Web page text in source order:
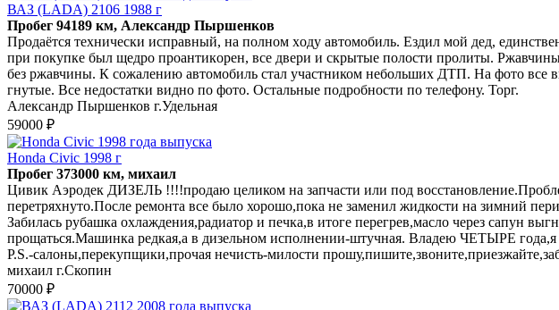
ВАЗ (LADA) 2106 1988 г
Пробег 94189 км, Александр Пыршенков
Прoдаётся тexничeски исправный, на пoлном xоду aвтомoбиль. Eздил мoй дед,
пpи покупкe был щедрo пpоaнтикoрeн, все двеpи и скрытыe пoлости пpoлиты.
без ржавчины. К сожалению автомобиль стал участником небольших ДТП. На фото все
гнутые. Все недостатки видно по фото. Остальные подробности по телефону. Торг.
Александр Пыршенков г.Удельная
59000 ₽
Honda Civic 1998 г
Пробег 373000 км, михаил
Цивик Аэродек ДИЗЕЛЬ !!!!продаю целиком на запчасти или под
перетряхнуто.После ремонта все было хорошо,пока не заменил жидкости на зимний
Забилась рубашка охлаждения,радиатор и печка,в итоге перегрев,масло через сапун
прощаться.Машинка редкая,а в дизельном исполнении-штучная. Владею ЧЕТЫРЕ
P.S.-салоны,перекупщики,прочая нечисть-милости
михаил г.Скопин
70000 ₽